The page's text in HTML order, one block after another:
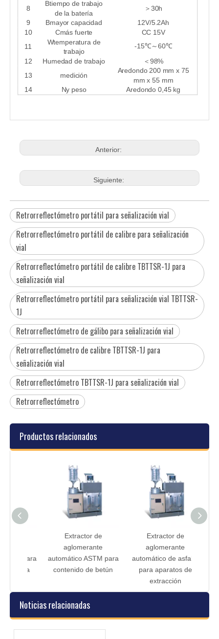
8
Btiempo de trabajo
de la batería
＞30h
9 Bmayor capacidad 12V/5.2Ah
10 Cmás fuerte
CC 15V
11
Wtemperatura de
trabajo
-15℃ ～ 60℃
12
Humedad de trabajo ＜98%
13 medición
Aredondo200 mm x 75
mm x 55 mm
14 Ny peso Aredondo 0,45 kg
Anterior:
Siguiente:
Retrorreflectómetro portátil para señalización vial
Retrorreflectómetro portátil de calibre para señalización
vial
Retrorreflectómetro portátil de calibre TBTTSR-1J para
señalización vial
Retrorreflectómetro portátil para señalización vial TBTTSR-
1J
Retrorreflectómetro de gálibo para señalización vial
Retrorreflectómetro de calibre TBTTSR-1J para
señalización vial
Retrorreflectómetro TBTTSR-1J para señalización vial
Retrorreflectómetro
Productos relacionados
Extractor de
aglomerante
automático ASTM para
contenido de betún
Extractor de
aglomerante
automático de asfalto
para aparatos de
extracción
Noticias relacionadas